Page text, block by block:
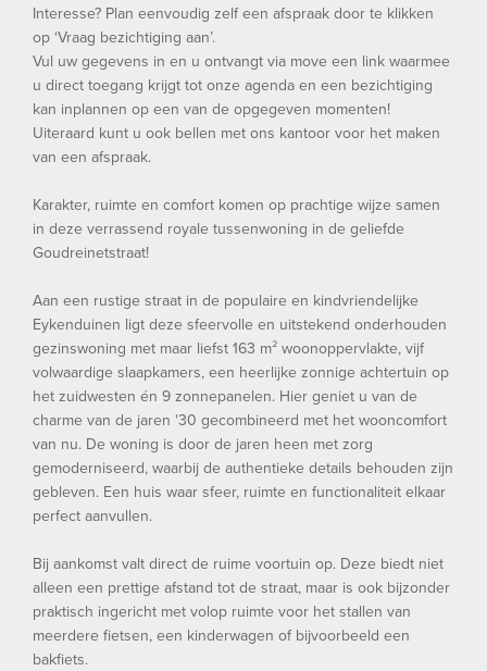
Interesse? Plan eenvoudig zelf een afspraak door te klikken
op ‘Vraag bezichtiging aan’.
Vul uw gegevens in en u ontvangt via move een link waarmee
u direct toegang krijgt tot onze agenda en een bezichtiging
kan inplannen op een van de opgegeven momenten!
Uiteraard kunt u ook bellen met ons kantoor voor het maken
van een afspraak.
Karakter, ruimte en comfort komen op prachtige wijze samen
in deze verrassend royale tussenwoning in de geliefde
Goudreinetstraat!
Aan een rustige straat in de populaire en kindvriendelijke
Eykenduinen ligt deze sfeervolle en uitstekend onderhouden
gezinswoning met maar liefst 163 m² woonoppervlakte, vijf
volwaardige slaapkamers, een heerlijke zonnige achtertuin op
het zuidwesten én 9 zonnepanelen. Hier geniet u van de
charme van de jaren '30 gecombineerd met het wooncomfort
van nu. De woning is door de jaren heen met zorg
gemoderniseerd, waarbij de authentieke details behouden zijn
gebleven. Een huis waar sfeer, ruimte en functionaliteit elkaar
perfect aanvullen.
Bij aankomst valt direct de ruime voortuin op. Deze biedt niet
alleen een prettige afstand tot de straat, maar is ook bijzonder
praktisch ingericht met volop ruimte voor het stallen van
meerdere fietsen, een kinderwagen of bijvoorbeeld een
bakfiets.